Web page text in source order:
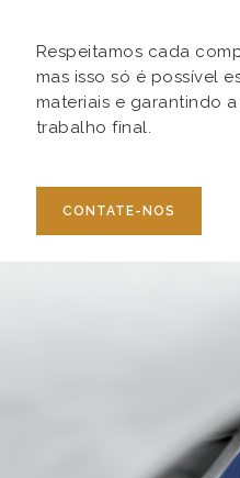
Respeitamos cada
mas isso só é possível
materiais e garantindo
trabalho final.
CONTATE-NOS